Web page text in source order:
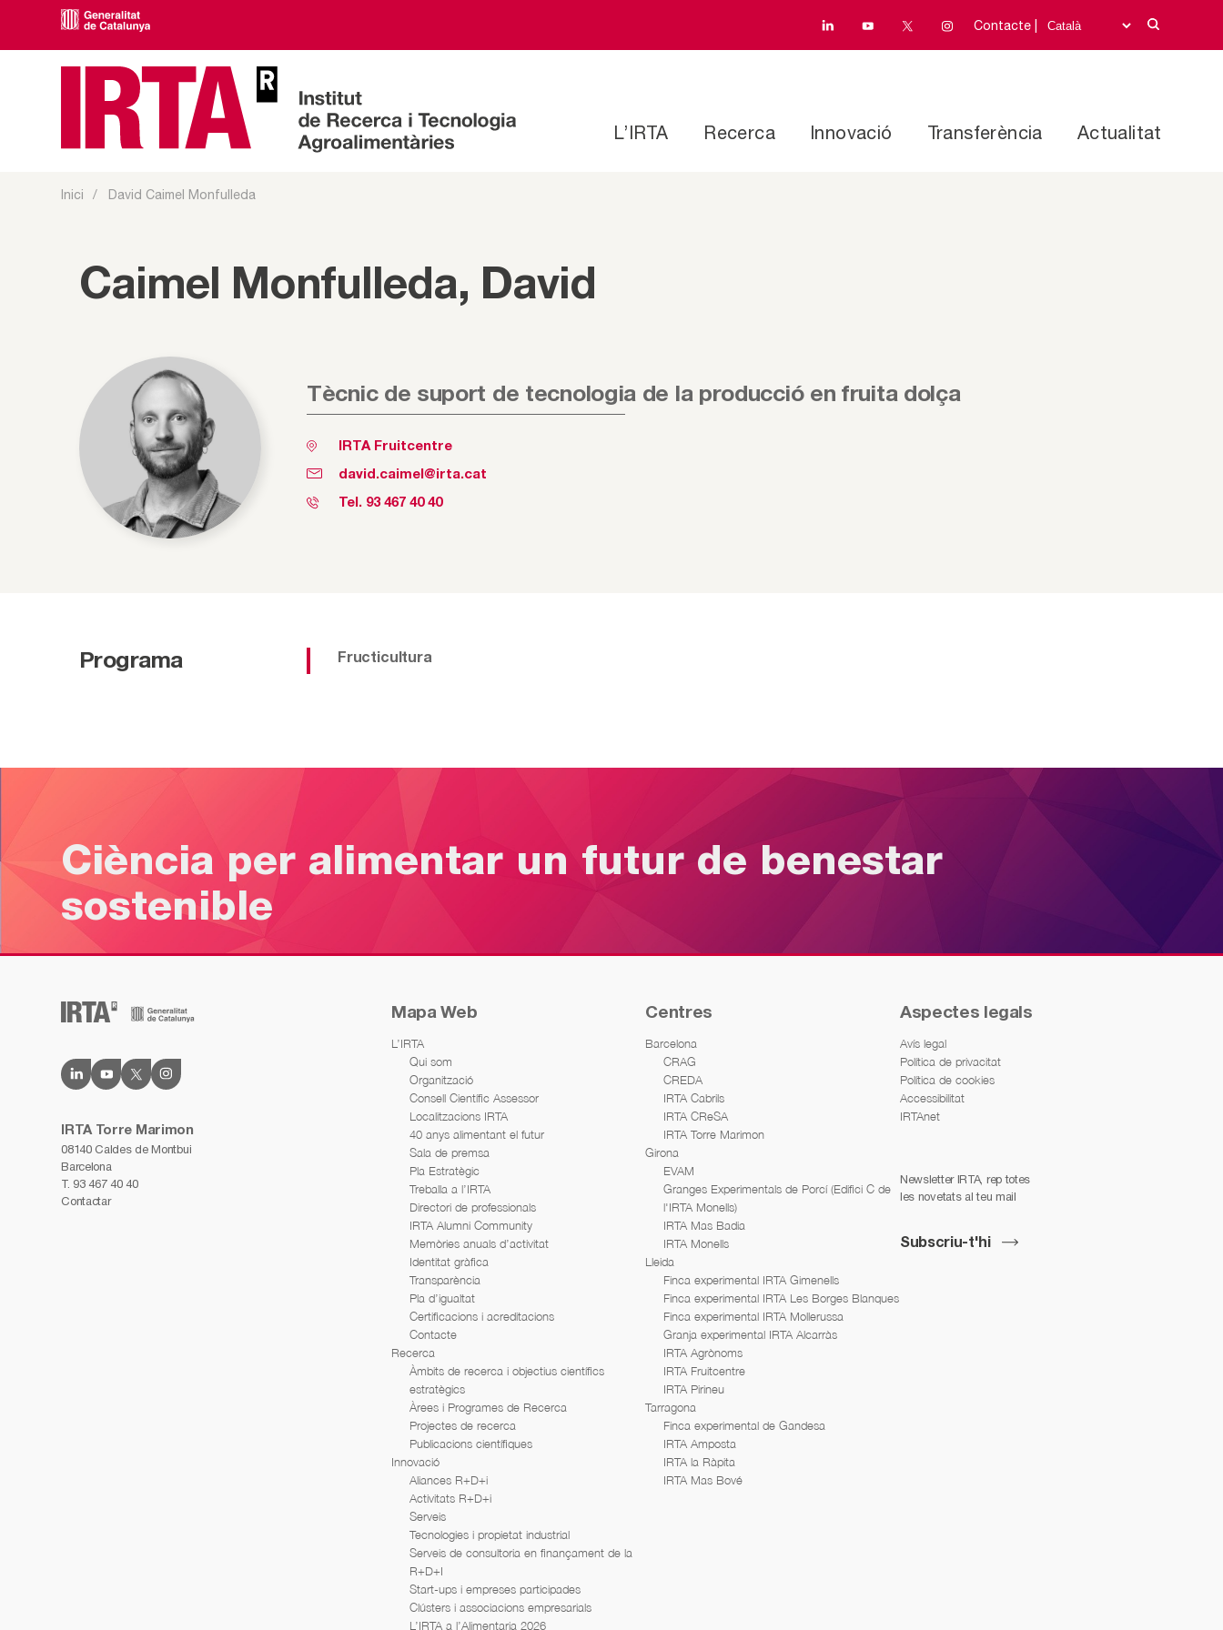
Contacte |
L’IRTA Recerca Innovació Transferència Actualitat
Inici David Caimel Monfulleda
Caimel Monfulleda, David
Tècnic de suport de tecnologia de la producció en fruita dolça
IRTA Fruitcentre
david.caimel@irta.cat
Tel. 93 467 40 40
Programa Fructicultura
Ciència per alimentar un futur de benestar
sostenible
IRTA Torre Marimon
08140 Caldes de Montbui
Barcelona
T. 93 467 40 40
Contactar
Mapa Web
L’IRTA
Qui som
Organització
Consell Científic Assessor
Localitzacions IRTA
40 anys alimentant el futur
Sala de premsa
Pla Estratègic
Treballa a l’IRTA
Directori de professionals
IRTA Alumni Community
Memòries anuals d’activitat
Identitat gràfica
Transparència
Pla d’igualtat
Certificacions i acreditacions
Contacte
Recerca
Àmbits de recerca i objectius científics
estratègics
Àrees i Programes de Recerca
Projectes de recerca
Publicacions científiques
Innovació
Aliances R+D+i
Activitats R+D+i
Serveis
Tecnologies i propietat industrial
Serveis de consultoria en finançament de la
R+D+I
Start-ups i empreses participades
Clústers i associacions empresarials
L’IRTA a l’Alimentaria 2026
Centres
Barcelona
CRAG
CREDA
IRTA Cabrils
IRTA CReSA
IRTA Torre Marimon
Girona
EVAM
Granges Experimentals de Porcí (Edifici C de
l'IRTA Monells)
IRTA Mas Badia
IRTA Monells
Lleida
Finca experimental IRTA Gimenells
Finca experimental IRTA Les Borges Blanques
Finca experimental IRTA Mollerussa
Granja experimental IRTA Alcarràs
IRTA Agrònoms
IRTA Fruitcentre
IRTA Pirineu
Tarragona
Finca experimental de Gandesa
IRTA Amposta
IRTA la Ràpita
IRTA Mas Bové
Aspectes legals
Avís legal
Política de privacitat
Política de cookies
Accessibilitat
IRTAnet
Newsletter IRTA, rep totes
les novetats al teu mail
Subscriu-t'hi